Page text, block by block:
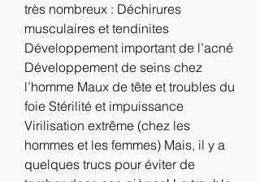
très nombreux : Déchirures
musculaires et tendinites
Développement important de l’acné
Développement de seins chez
l’homme Maux de tête et troubles du
foie Stérilité et impuissance
Virilisation extrême (chez les
hommes et les femmes) Mais, il y a
quelques trucs pour éviter de